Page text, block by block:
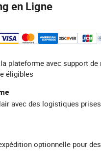
en Ligne
plateforme avec support
éligibles
avec des logistiques
optionnelle pour